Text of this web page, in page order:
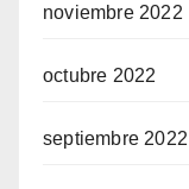
noviembre 2022
octubre 2022
septiembre 2022